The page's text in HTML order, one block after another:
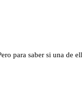
para saber si una